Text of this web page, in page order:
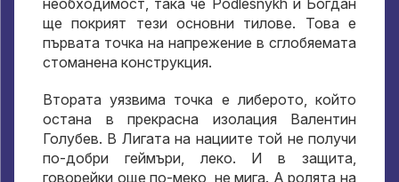
необходимост, така че Podlesnykh и Богдан
ще покрият тези основни тилове. Това е
първата точка на напрежение в сглобяемата
стоманена конструкция.
Втората уязвима точка е либерото, който
остана в прекрасна изолация Валентин
Голубев. В Лигата на нациите той не получи
по-добри геймъри, леко. И в защита,
говорейки още по-меко, не мига. А ролята на